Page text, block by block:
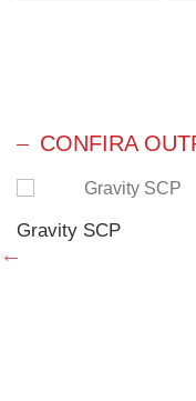
CONFIRA
Gravity SCP